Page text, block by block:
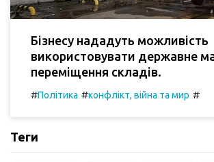
Бізнесу нададуть можливість
використовувати державне
переміщення складів.
#Політика #конфлікт, війна та мир #
Теги